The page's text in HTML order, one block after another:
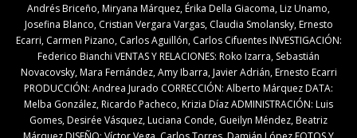
Andrés Briceño, Miryana Márquez, Érika Della Giacoma, Liz Unamo,
Josefina Blanco, Cristian Vergara Vargas, Claudia Smolansky, Ernesto
Ecarri, Carmen Pizano, Carlos Aguillón, Carlos Cifuentes INVESTIGACIÓN:
Federico Bianchi VENTAS Y RELACIONES: Roko Izarra, Sebastián
Novacovsky, Mara Fernández, Amy Ibarra, Javier Adrián, Ernesto Ecarri
PRODUCCIÓN: Andrea Jurado CORRECCIÓN: Alberto Márquez DATA:
Melba González, Ricardo Pacheco, Krizia Díaz ADMINISTRACIÓN: Luis
Gomes, Desirée Vásquez, Luciana Conde, Gueilyn Méndez, Beatriz